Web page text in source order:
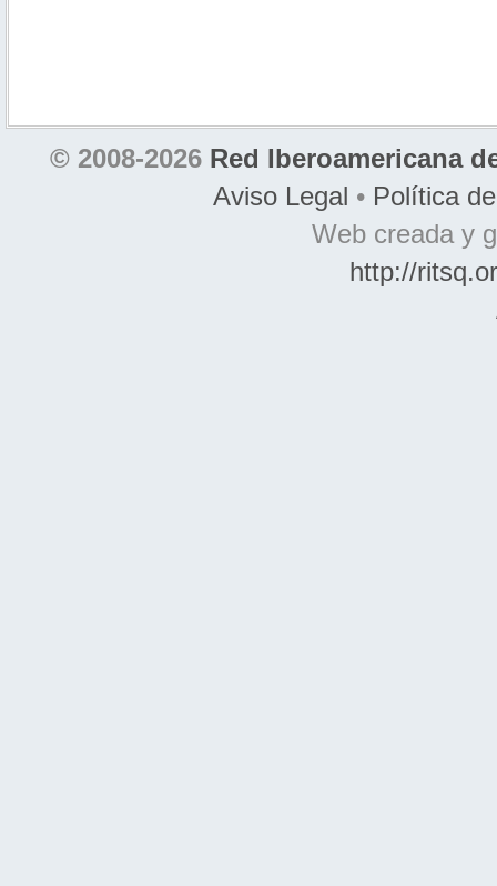
© 2008-2026 Red Iberoamericana
Aviso Legal • Política
Web creada y
http://